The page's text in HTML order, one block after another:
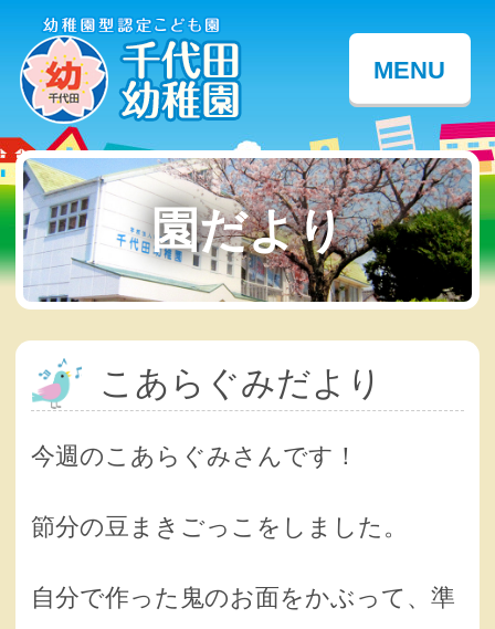
MENU
園だより
こあらぐみだより
今週のこあらぐみさんです！
節分の豆まきごっこをしました。
自分で作った鬼のお面をかぶって、準